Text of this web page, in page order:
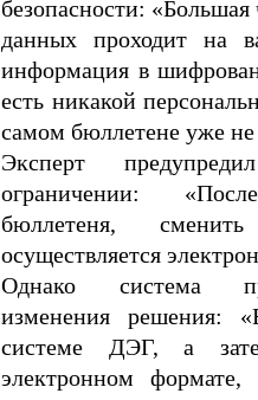
безопасности:
данных проходит на
информация в
есть никакой
самом бюллетене уже не
Эксперт
ограничении:
бюллетеня,
осуществляется
Однако система
изменения решения:
системе ДЭГ, а
электронном